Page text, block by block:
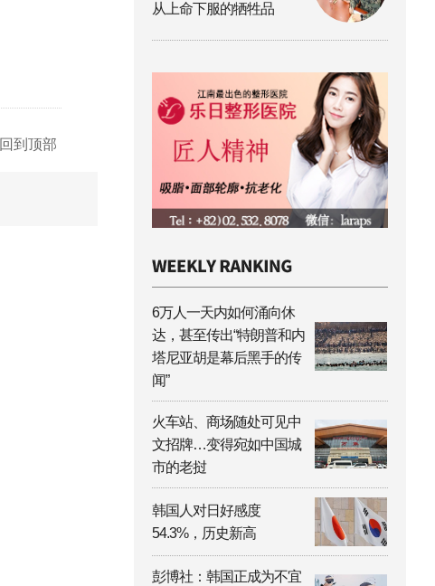
回到顶部
从上命下服的牺牲品
6万人一天内如何涌向休
达，甚至传出“特朗普和内
塔尼亚胡是幕后黑手的传
闻”
火车站、商场随处可见中
文招牌…变得宛如中国城
市的老挝
韩国人对日好感度
54.3%，历史新高
彭博社：韩国正成为不宜